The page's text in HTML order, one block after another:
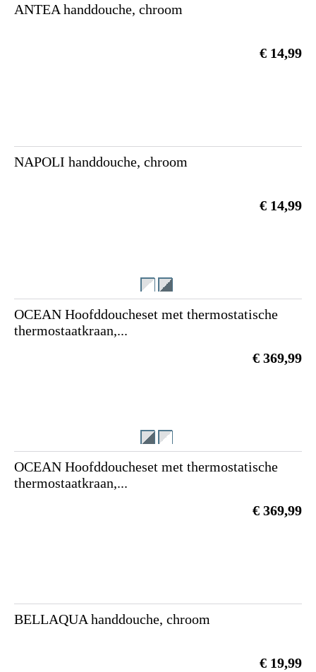
ANTEA handdouche, chroom
€ 14,99
NAPOLI handdouche, chroom
€ 14,99
OCEAN Hoofddoucheset met thermostatische
thermostaatkraan,...
€ 369,99
OCEAN Hoofddoucheset met thermostatische
thermostaatkraan,...
€ 369,99
BELLAQUA handdouche, chroom
€ 19,99